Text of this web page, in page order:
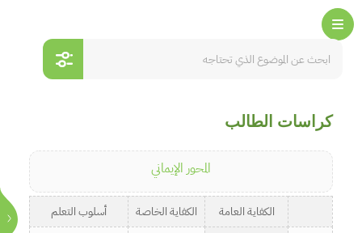
كراسات الطالب
المحور الإيماني
الكفاية العامة الكفاية الخاصة
أسلوب التعلم